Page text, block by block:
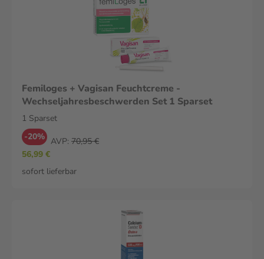
Femiloges + Vagisan Feuchtcreme -
Wechseljahresbeschwerden Set 1 Sparset
1 Sparset
-20% AVP: 70,95 €
56,99 €
sofort lieferbar